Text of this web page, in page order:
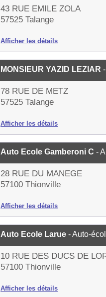
43 RUE EMILE ZOLA
57525 Talange
Afficher les détails
MONSIEUR YAZID LEZIAR
78 RUE DE METZ
57525 Talange
Afficher les détails
Auto Ecole Gamberoni C -
28 RUE DU MANEGE
57100 Thionville
Afficher les détails
Auto Ecole Larue - Auto-
10 RUE DES DUCS DE
57100 Thionville
Afficher les détails